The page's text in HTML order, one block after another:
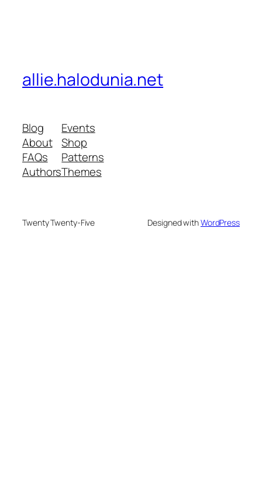
allie.halodunia.net
Blog
About
FAQs
Authors
Events
Shop
Patterns
Themes
Twenty Twenty-Five Designed withWordPress